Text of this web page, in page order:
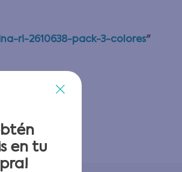
ri-2610638-pack-3-colores"
en tu